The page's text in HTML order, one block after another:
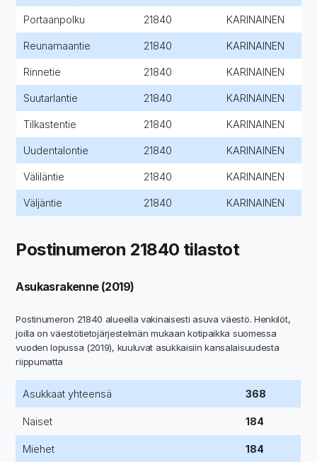
Portaanpolku 21840 KARINAINEN
Reunamaantie 21840 KARINAINEN
Rinnetie 21840 KARINAINEN
Suutarlantie 21840 KARINAINEN
Tilkastentie 21840 KARINAINEN
Uudentalontie 21840 KARINAINEN
Väliläntie 21840 KARINAINEN
Väljäntie 21840 KARINAINEN
Postinumeron 21840 tilastot
Asukasrakenne (2019)
Postinumeron 21840 alueella vakinaisesti asuva väestö. Henkilöt,
joilla on väestötietojärjestelmän mukaan kotipaikka suomessa
vuoden lopussa (2019), kuuluvat asukkaisiin kansalaisuudesta
riippumatta
Asukkaat yhteensä 368
Naiset 184
Miehet 184